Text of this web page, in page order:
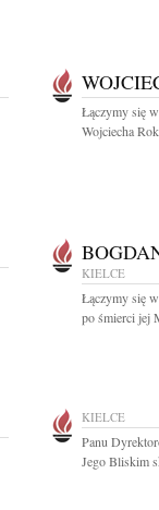
Łączymy się
Wojciecha
KIELCE
Łączymy się
po śmierci jej
KIELCE
Panu
Jego Bliskim